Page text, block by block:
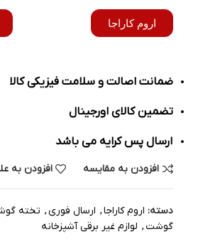
اروم کاراجا
ضمانت اصالت و سلامت فیزیکی کالا
تضمین کالای اورجینال
ارسال پس کرایه می باشد
افزودن به مقایسه افزودن به
دسته: اروم کاراجا, ارسال فوری, تخته
گوشت , لوازم غیر برقی آشپزخانه